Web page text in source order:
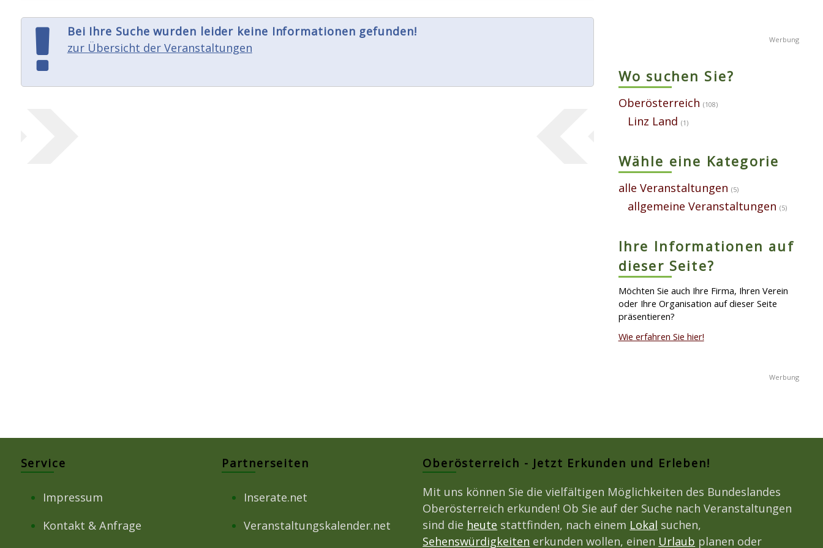
Bei Ihre Suche wurden leider keine Informationen gefunden!
zur Übersicht der Veranstaltungen
Wo suchen Sie?
Oberösterreich (108)
Linz Land (1)
Wähle eine Kategorie
alle Veranstaltungen (5)
allgemeine Veranstaltungen (5)
Ihre Informationen auf
dieser Seite?
Möchten Sie auch Ihre Firma, Ihren Verein
oder Ihre Organisation auf dieser Seite
präsentieren?
Wie erfahren Sie hier!
Service
Impressum
Kontakt & Anfrage
Partnerseiten
Inserate.net
Veranstaltungskalender.net
Oberösterreich - Jetzt Erkunden und Erleben!
Mit uns können Sie die vielfältigen Möglichkeiten des Bundeslandes
Oberösterreich erkunden! Ob Sie auf der Suche nach Veranstaltungen
sind die heute stattfinden, nach einem Lokal suchen,
Sehenswürdigkeiten erkunden wollen, einen Urlaub planen oder